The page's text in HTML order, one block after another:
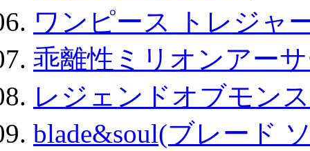
ワンピース トレジャ
乖離性ミリオンアー
レジェンドオブモン
blade&soul(ブレード